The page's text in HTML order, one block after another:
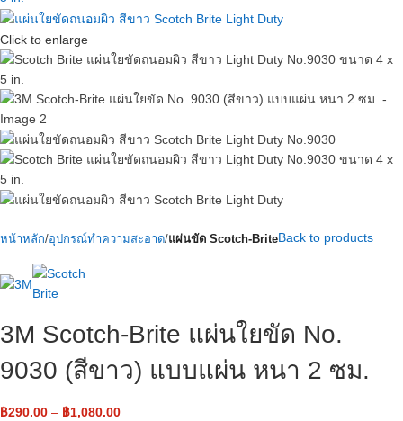
Click to enlarge
หน้าหลัก อุปกรณ์ทำความสะอาด แผ่นขัด Scotch-BriteBack to products
3M Scotch-Brite แผ่นใยขัด No.
9030 (สีขาว) แบบแผ่น หนา 2 ซม.
฿290.00 – ฿1,080.00